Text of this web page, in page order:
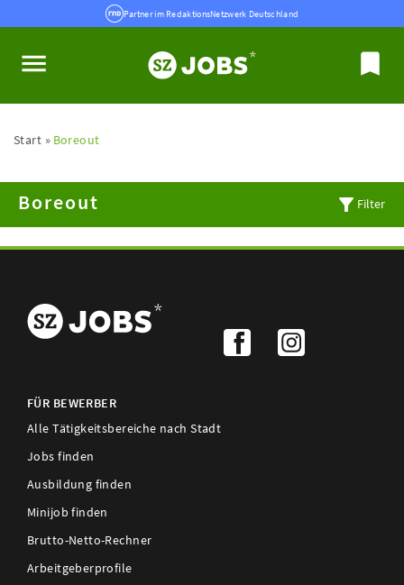
Partner im RedaktionsNetzwerk Deutschland
Start Boreout
Boreout Filter
FÜR BEWERBER
Alle Tätigkeitsbereiche nach Stadt
Jobs finden
Ausbildung finden
Minijob finden
Brutto-Netto-Rechner
Arbeitgeberprofile